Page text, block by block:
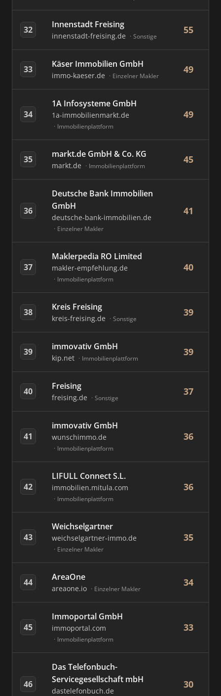
32 Innenstadt Freising
innenstadt-freising.de Sonstige
55
33 Käser Immobilien GmbH
immo-kaeser.de Einzelner Makler
49
34
1A Infosysteme GmbH
1a-immobilienmarkt.de
Immobilienplattform
49
35 markt.de GmbH & Co. KG
markt.de Immobilienplattform
45
36
Deutsche Bank Immobilien
GmbH
deutsche-bank-immobilien.de
Einzelner Makler
41
37
Maklerpedia RO Limited
makler-empfehlung.de
Immobilienplattform
40
38 Kreis Freising
kreis-freising.de Sonstige
39
39 immovativ GmbH
kip.net Immobilienplattform
39
40 Freising
freising.de Sonstige
37
41
immovativ GmbH
wunschimmo.de
Immobilienplattform
36
42
LIFULL Connect S.L.
immobilien.mitula.com
Immobilienplattform
36
43
Weichselgartner
weichselgartner-immo.de
Einzelner Makler
35
44 AreaOne
areaone.io Einzelner Makler
34
45
Immoportal GmbH
immoportal.com
Immobilienplattform
33
46
Das Telefonbuch-
Servicegesellschaft mbH
dastelefonbuch.de
30